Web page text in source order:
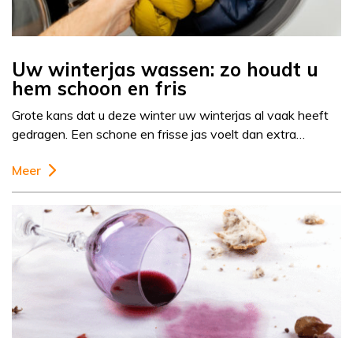
Uw winterjas wassen: zo houdt u
hem schoon en fris
Grote kans dat u deze winter uw winterjas al vaak heeft
gedragen. Een schone en frisse jas voelt dan extra…
Meer